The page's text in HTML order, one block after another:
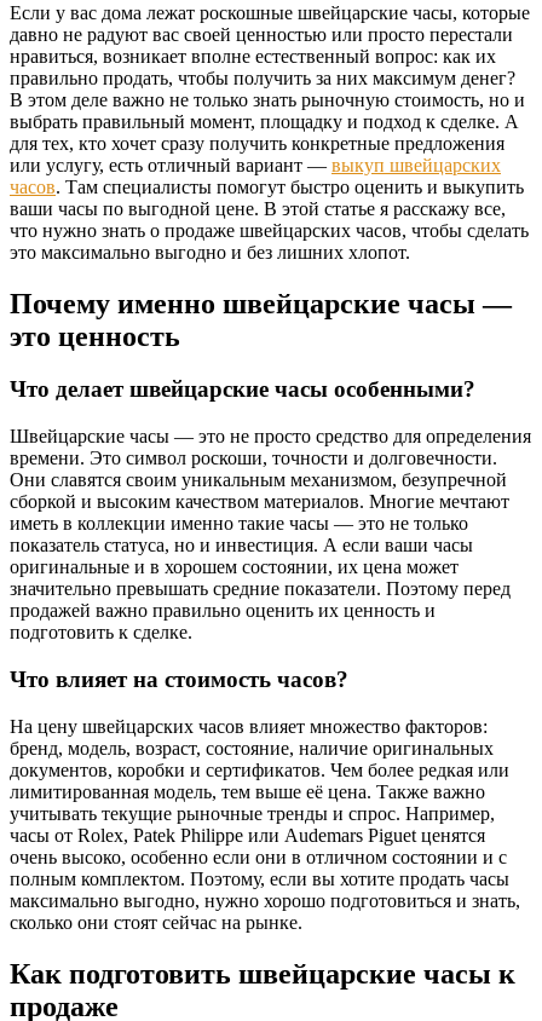
Если у вас дома лежат роскошные швейцарские часы, которые
давно не радуют вас своей ценностью или просто перестали
нравиться, возникает вполне естественный вопрос: как их
правильно продать, чтобы получить за них максимум денег?
В этом деле важно не только знать рыночную стоимость, но и
выбрать правильный момент, площадку и подход к сделке. А
для тех, кто хочет сразу получить конкретные предложения
или услугу, есть отличный вариант — выкуп швейцарских
часов. Там специалисты помогут быстро оценить и выкупить
ваши часы по выгодной цене. В этой статье я расскажу все,
что нужно знать о продаже швейцарских часов, чтобы сделать
это максимально выгодно и без лишних хлопот.
Почему именно швейцарские часы —
это ценность
Что делает швейцарские часы особенными?
Швейцарские часы — это не просто средство для определения
времени. Это символ роскоши, точности и долговечности.
Они славятся своим уникальным механизмом, безупречной
сборкой и высоким качеством материалов. Многие мечтают
иметь в коллекции именно такие часы — это не только
показатель статуса, но и инвестиция. А если ваши часы
оригинальные и в хорошем состоянии, их цена может
значительно превышать средние показатели. Поэтому перед
продажей важно правильно оценить их ценность и
подготовить к сделке.
Что влияет на стоимость часов?
На цену швейцарских часов влияет множество факторов:
бренд, модель, возраст, состояние, наличие оригинальных
документов, коробки и сертификатов. Чем более редкая или
лимитированная модель, тем выше её цена. Также важно
учитывать текущие рыночные тренды и спрос. Например,
часы от Rolex, Patek Philippe или Audemars Piguet ценятся
очень высоко, особенно если они в отличном состоянии и с
полным комплектом. Поэтому, если вы хотите продать часы
максимально выгодно, нужно хорошо подготовиться и знать,
сколько они стоят сейчас на рынке.
Как подготовить швейцарские часы к
продаже